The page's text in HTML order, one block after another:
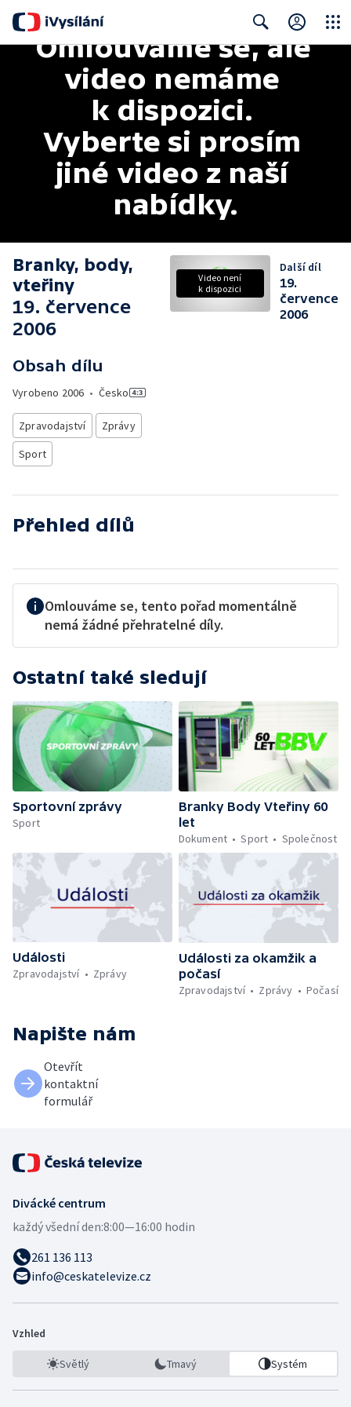
Search
Omlouváme se, ale
video nemáme
k dispozici.
Vyberte si prosím
jiné video z naší
nabídky.
Branky, body,
vteřiny
19. července
2006
Obsah dílu
Vyrobeno 2006 • Česko
Zpravodajství
Zprávy
Sport
Video není
k dispozici
Další díl
19.
července
2006
Přehled dílů
Omlouváme se, tento pořad momentálně
nemá žádné přehratelné díly.
Ostatní také sledují
Sportovní zprávy
Sport
Branky Body Vteřiny 60
let
Dokument
Sport Společnost
Události
Zpravodajství
Zprávy
Události za okamžik a
počasí
Zpravodajství
Zprávy Počasí
Napište nám
Otevřít
kontaktní
formulář
Divácké centrum
každý všední den:8:00—16:00 hodin
261 136 113
info@ceskatelevize.cz
Vzhled
Světlý Tmavý Systém